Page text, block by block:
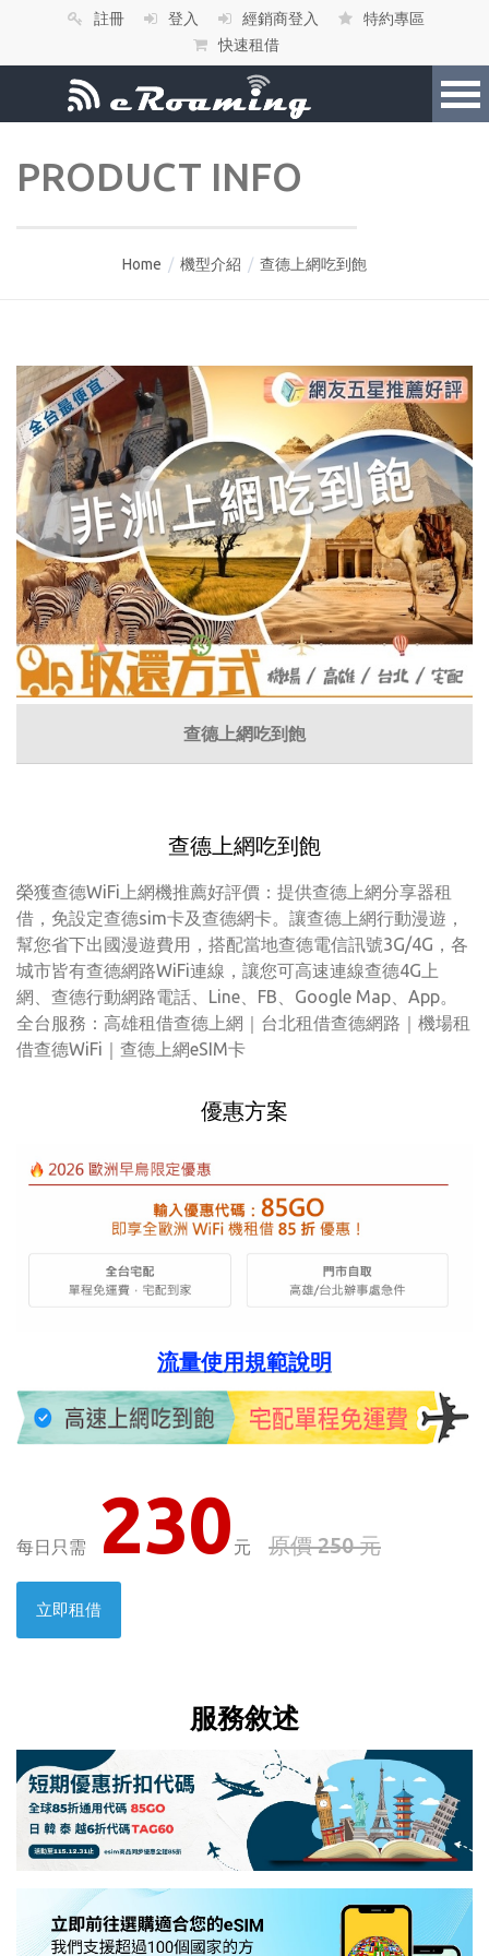
註冊 登入 經銷商登入
特約專區
快速租借
PRODUCT INFO
Home / 機型介紹 / 查德上網吃到飽
查德上網吃到飽
查德上網吃到飽
榮獲查德WiFi上網機推薦好評價：提供查德上網分享器租
借，免設定查德sim卡及查德網卡。讓查德上網行動漫遊，
幫您省下出國漫遊費用，搭配當地查德電信訊號3G/4G，各
城市皆有查德網路WiFi連線，讓您可高速連線查德4G上
網、查德行動網路電話、Line、FB、Google Map、App。
全台服務：高雄租借查德上網｜台北租借查德網路｜機場租
借查德WiFi｜查德上網eSIM卡
優惠方案
流量使用規範說明
每日只需 230 元 原價 250 元
立即租借
服務敘述